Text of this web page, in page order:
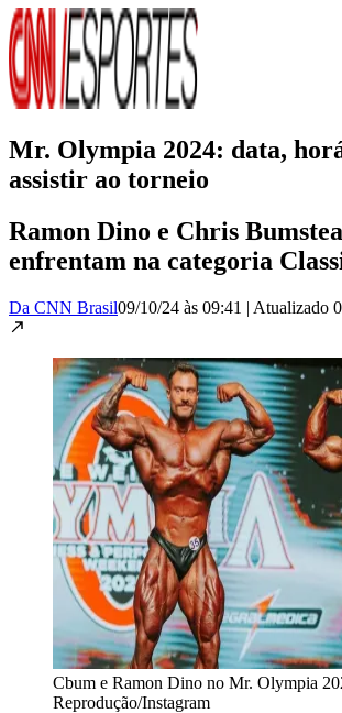
Mr. Olympia 2024: data,
assistir ao torneio
Ramon Dino e Chris
enfrentam na categoria
Da CNN Brasil09/10/24 às 09:41 | Atualizado
Cbum e Ramon Dino no Mr. Olympia
Reprodução/Instagram